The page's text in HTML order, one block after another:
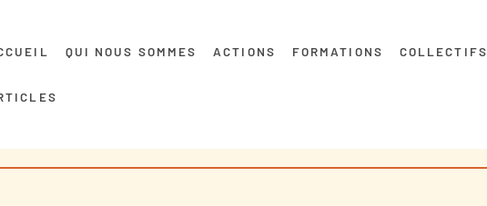
QUI NOUS SOMMES ACTIONS FORMATIONS COLLECTIFS